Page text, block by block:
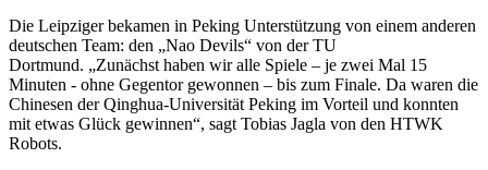
Die Leipziger bekamen in Peking Unterstützung von einem anderen
deutschen Team: den „Nao Devils“ von der TU
Dortmund. „Zunächst haben wir alle Spiele – je zwei Mal 15
Minuten - ohne Gegentor gewonnen – bis zum Finale. Da waren die
Chinesen der Qinghua-Universität Peking im Vorteil und konnten
mit etwas Glück gewinnen“, sagt Tobias Jagla von den HTWK
Robots.